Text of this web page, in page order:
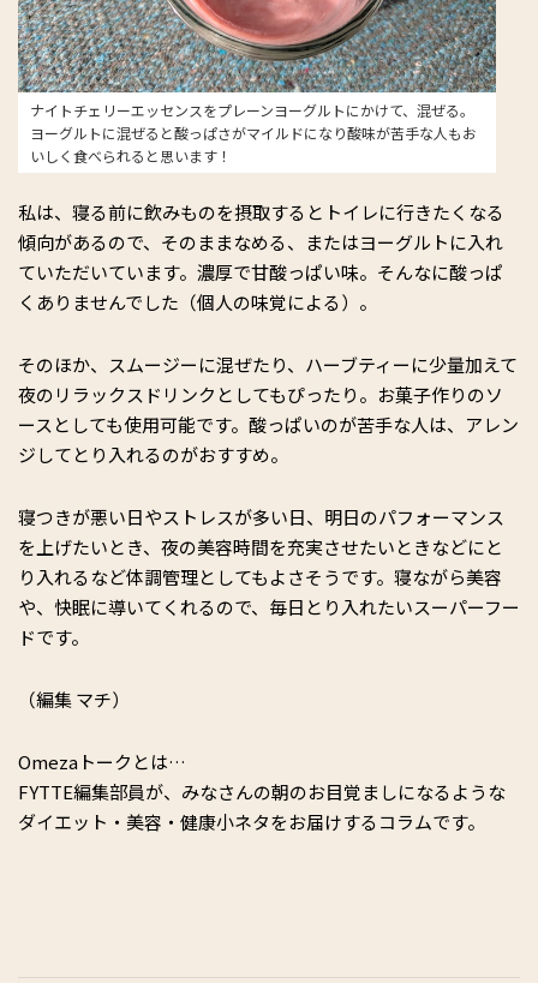
ナイトチェリーエッセンスをプレーンヨーグルトにかけて、混ぜる。
ヨーグルトに混ぜると酸っぱさがマイルドになり酸味が苦手な人もお
いしく食べられると思います！
私は、寝る前に飲みものを摂取するとトイレに行きたくなる
傾向があるので、そのままなめる、またはヨーグルトに入れ
ていただいています。濃厚で甘酸っぱい味。そんなに酸っぱ
くありませんでした（個人の味覚による）。
そのほか、スムージーに混ぜたり、ハーブティーに少量加えて
夜のリラックスドリンクとしてもぴったり。お菓子作りのソ
ースとしても使用可能です。酸っぱいのが苦手な人は、アレン
ジしてとり入れるのがおすすめ。
寝つきが悪い日やストレスが多い日、明日のパフォーマンス
を上げたいとき、夜の美容時間を充実させたいときなどにと
り入れるなど体調管理としてもよさそうです。寝ながら美容
や、快眠に導いてくれるので、毎日とり入れたいスーパーフー
ドです。
（編集 マチ）
Omezaトークとは…
FYTTE編集部員が、みなさんの朝のお目覚ましになるような
ダイエット・美容・健康小ネタをお届けするコラムです。